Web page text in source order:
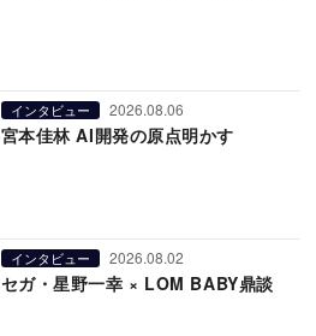
インタビュー 2026.08.06
宮本佳林 AI開発の原点明かす
インタビュー 2026.08.02
セガ・星野一幸 × LOM BABY鼎談